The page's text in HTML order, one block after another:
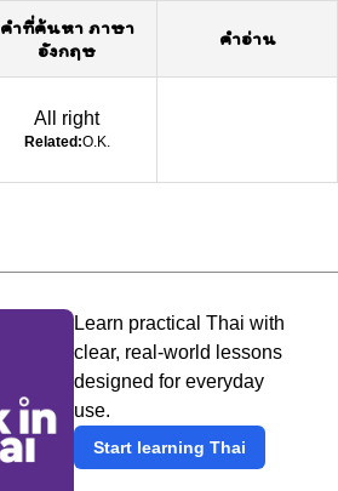
คำที่ค้นหา ภาษา
อังกฤษ
คำอ่าน
All right
Related:O.K.
Learn practical Thai with
clear, real-world lessons
designed for everyday
use.
Start learning Thai